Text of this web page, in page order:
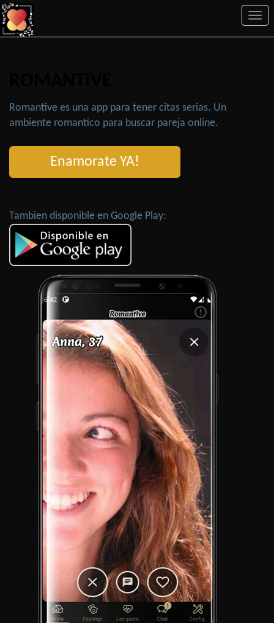
Romantive es una app para tener citas serias. Un
ambiente romantico para buscar pareja online.
Enamorate YA!
Tambien disponible en Google Play: